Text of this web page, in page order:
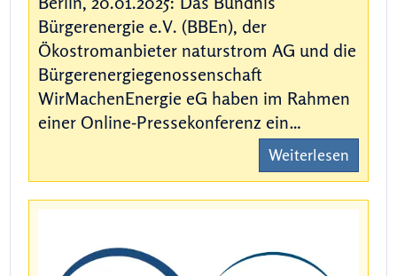
Bürgerenergie e.V. (BBEn), der
Ökostromanbieter naturstrom AG und die
Bürgerenergiegenossenschaft
WirMachenEnergie eG haben im Rahmen
einer Online-Pressekonferenz ein…
Weiterlesen